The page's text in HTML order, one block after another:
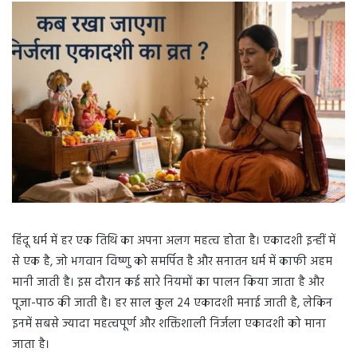
हिंदू धर्म में हर एक तिथि का अपना अलग महत्व होता है। एकादशी इन्हीं में
से एक है, जो भगवान विष्णु को समर्पित है और सनातन धर्म में काफी अहम
मानी जाती है। इस दौरान कई सारे नियमों का पालन किया जाता है और
पूजा-पाठ की जाती है। हर साल कुल 24 एकादशी मनाई जाती है, लेकिन
इनमें सबसे ज्यादा महत्वपूर्ण और शक्तिशाली निर्जला एकादशी को माना
जाता है।